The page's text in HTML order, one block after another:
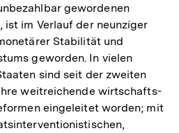
gewordenen
ist im Verlauf der neunziger
Stabilität und
geworden. In vielen
sind seit der zweiten
weitreichende wirtschafts-
eingeleitet worden; mit